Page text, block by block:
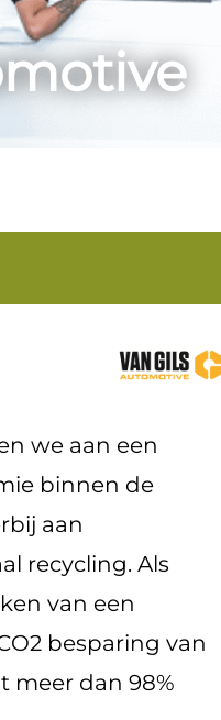
we aan een
binnen de
aan
recycling. Als
van een
besparing van
meer dan 98%